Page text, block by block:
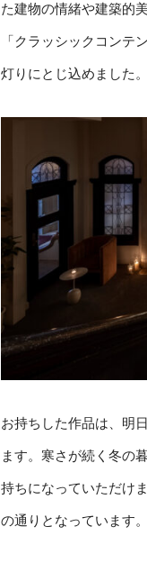
た建物の情緒や建築的
「クラッシックコンテ
灯りにとじ込めました。
お持ちした作品は、明
ます。寒さが続く冬の
持ちになっていただけ
の通りとなっています。